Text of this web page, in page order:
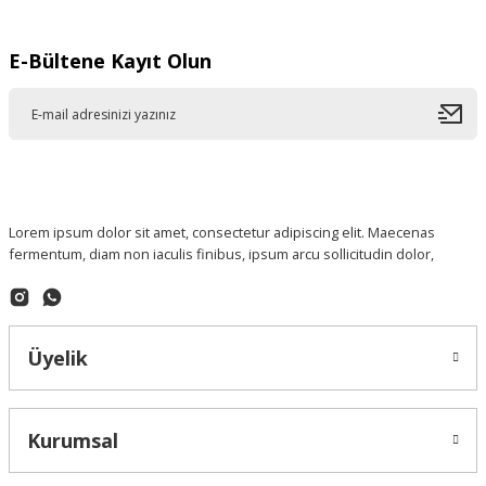
E-Bültene Kayıt Olun
Lorem ipsum dolor sit amet, consectetur adipiscing elit. Maecenas
fermentum, diam non iaculis finibus, ipsum arcu sollicitudin dolor,
Üyelik
Kurumsal